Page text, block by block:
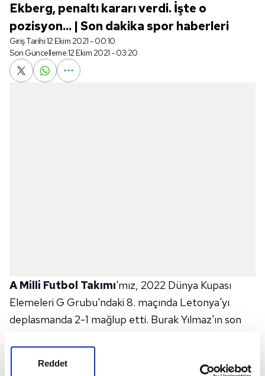
Reddet
Ekberg, penaltı kararı verdi. İşte o
pozisyon... | Son dakika spor haberleri
Giriş Tarihi:12 Ekim 2021 - 00:10
Son Güncelleme:12 Ekim 2021 - 03:20
A Milli Futbol Takımı'mız, 2022 Dünya Kupası
Elemeleri G Grubu'ndaki 8. maçında Letonya'yı
deplasmanda 2-1 mağlup etti. Burak Yılmaz'ın son
90+7'de gelişen atağımızda Burak Yılmaz'ın rakibinin